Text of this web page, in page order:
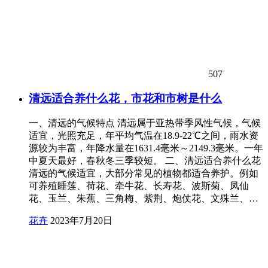
507
清远适合养什么花，市花和市树是什么
一、清远的气候特点 清远属于亚热带季风性气候，气候
适宜，光照充足，年平均气温在18.9-22℃之间，雨水资
源较为丰富，年降水量在1631.4毫米～2149.3毫米。一年
中夏天最好，春秋冬三季较短。 二、清远适合养什么花
清远的气候适宜，大部分常见的植物都适合养护。例如
可养殖睡莲、荷花、牵牛花、长寿花、波斯菊、凤仙
花、玉兰、朱蕉、三角梅、紫荆、炮仗花、文殊兰、…
花卉 2023年7月20日